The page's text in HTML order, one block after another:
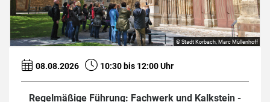
08.08.2026 10:30 bis 12:00 Uhr
Regelmäßige Führung: Fachwerk und Kalkstein -
© Stadt Korbach, Marc Müllenhoff